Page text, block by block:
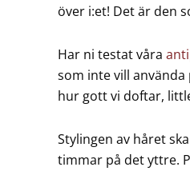
över i:et! Det är den
Har ni testat våra
som inte vill
hur gott vi doftar,
Stylingen av håret
timmar på det yttre.